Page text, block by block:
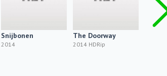
Snijbonen
2014
The Doorway
2014 HDRip